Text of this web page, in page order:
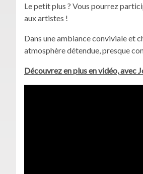
Le petit plus ? Vous pourrez
aux artistes !
Dans une ambiance conviviale et
atmosphère détendue, presque
Découvrez en plus en vidéo, avec